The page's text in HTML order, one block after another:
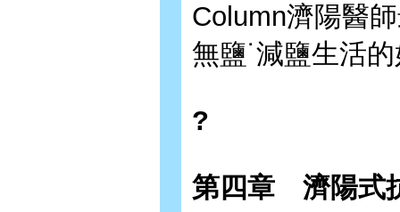
Column濟陽醫
無鹽˙減鹽生活
?
第四章 濟陽式